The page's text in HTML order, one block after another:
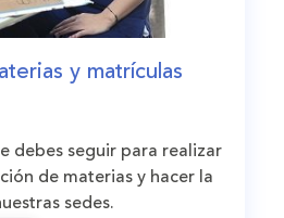
y matrículas
debes seguir para realizar
de materias y hacer la
sedes.